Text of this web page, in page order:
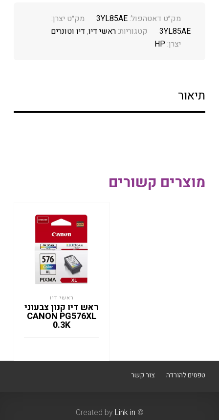
מק״ט דאטהפול:3YL85AE
מק״ט יצרן:
3YL85AE
קטגוריות:ראשי דיו, דיו וטונרים
יצרן:HP
תיאור
מוצרים קשורים
ראשי דיו
ראש דיו קנון צבעוני
CANON PG576XL
0.3K
טפסים להורדה צור קשר
© Created by
Link in